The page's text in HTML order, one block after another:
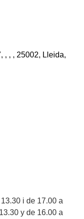
, , , 25002, Lleida,
i de 17.00 a
y de 16.00 a